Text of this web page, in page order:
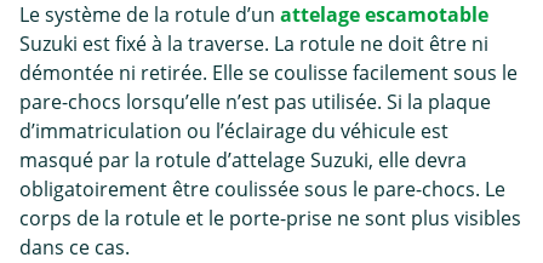
Le système de la rotule d’un attelage escamotable
Suzuki est fixé à la traverse. La rotule ne doit être ni
démontée ni retirée. Elle se coulisse facilement sous le
pare-chocs lorsqu’elle n’est pas utilisée. Si la plaque
d’immatriculation ou l’éclairage du véhicule est
masqué par la rotule d’attelage Suzuki, elle devra
obligatoirement être coulissée sous le pare-chocs. Le
corps de la rotule et le porte-prise ne sont plus visibles
dans ce cas.